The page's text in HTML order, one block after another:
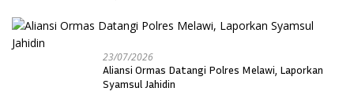
23/07/2026
Aliansi Ormas Datangi Polres Melawi, Laporkan
Syamsul Jahidin